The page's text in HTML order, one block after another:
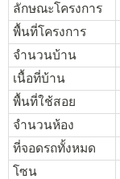
ลักษณะโครงการ
พื้นที่โครงการ
จำนวนบ้าน
เนื้อที่บ้าน
พื้นที่ใช้สอย
จำนวนห้อง
ที่จอดรถทั้งหมด
โซน